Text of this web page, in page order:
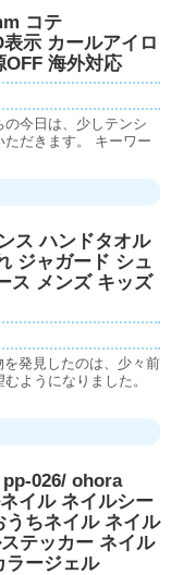
コテ
示 カールアイロ
OFF 海外対応
今日は、少しテンシ
ただきます。 キーワー
ス ハンドタオル
ジャガード シュ
ス メンズ キッズ
発見したのは、少々前
ようになりました。
026/ ohora
イル ネイルシー
ちネイル ネイル
テッカー ネイル
ラージェル